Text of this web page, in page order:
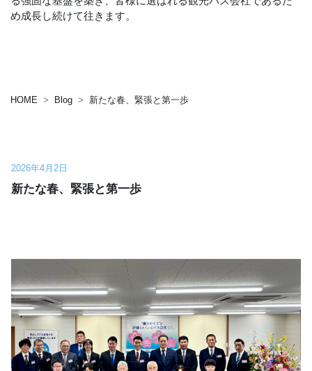
め成長し続けて往きます。
HOME Blog 新たな春、緊張と第一歩
2026年4月2日
新たな春、緊張と第一歩